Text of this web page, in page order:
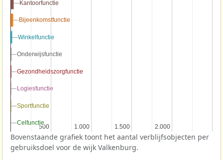
500
500 1.000
1.000 1.500
1.500 2.000
2.000
Kantoorfunctie
Kantoorfunctie
Bijeenkomstfunctie
Bijeenkomstfunctie
Winkelfunctie
Winkelfunctie
Onderwijsfunctie
Onderwijsfunctie
Gezondheidszorgfunctie
Gezondheidszorgfunctie
Logiesfunctie
Logiesfunctie
Sportfunctie
Sportfunctie
Celfunctie
Celfunctie
Bovenstaande grafiek toont het aantal verblijfsobjecten per
gebruiksdoel voor de wijk Valkenburg.